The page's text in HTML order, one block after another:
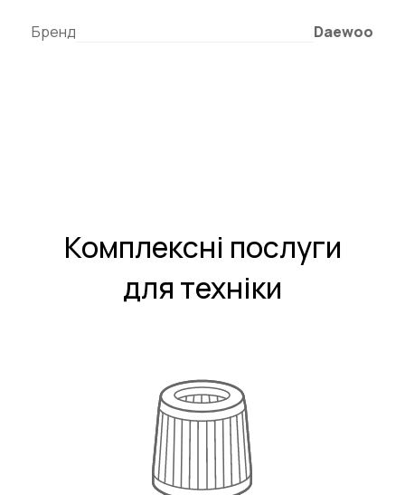
Бренд Daewoo
Комплексні послуги
для техніки